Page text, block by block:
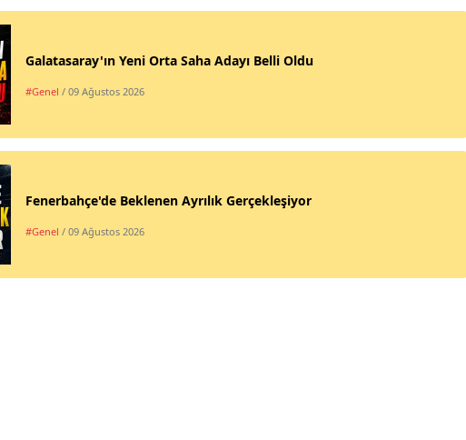
Galatasaray'ın Yeni Orta Saha Adayı Belli Oldu
#Genel / 09 Ağustos 2026
Fenerbahçe'de Beklenen Ayrılık Gerçekleşiyor
#Genel / 09 Ağustos 2026